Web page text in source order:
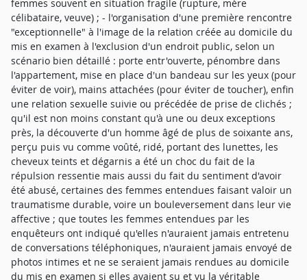
femmes souvent en situation fragile (rupture, mère
célibataire, veuve) ; - l'organisation d'une première rencontre
"exceptionnelle" à l'image de la relation créée au domicile du
mis en examen à l'exclusion d'un endroit public, selon un
scénario bien détaillé : porte entr'ouverte, pénombre dans
l'appartement, mise en place d'un bandeau sur les yeux (pour
éviter de voir), mains attachées (pour éviter de toucher), enfin
une relation sexuelle suivie ou précédée de prise de clichés ;
qu'il est non moins constant qu'à une ou deux exceptions
près, la découverte d'un homme âgé de plus de soixante ans,
perçu puis vu comme voûté, ridé, portant des lunettes, les
cheveux teints et dégarnis a été un choc du fait de la
répulsion ressentie mais aussi du fait du sentiment d'avoir
été abusé, certaines des femmes entendues faisant valoir un
traumatisme durable, voire un bouleversement dans leur vie
affective ; que toutes les femmes entendues par les
enquêteurs ont indiqué qu'elles n'auraient jamais entretenu
de conversations téléphoniques, n'auraient jamais envoyé de
photos intimes et ne se seraient jamais rendues au domicile
du mis en examen si elles avaient su et vu la véritable